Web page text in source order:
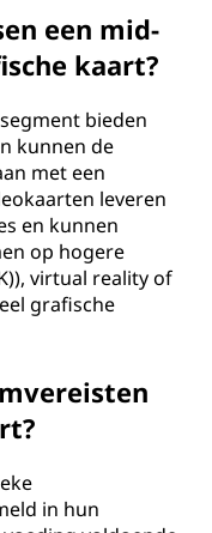
een mid-
kaart?
bieden
kunnen de
met een
leveren
en kunnen
op hogere
virtual reality of
grafische
in hun